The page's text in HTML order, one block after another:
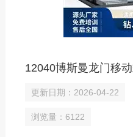
更新日期：2026-04-22
浏览量：6122